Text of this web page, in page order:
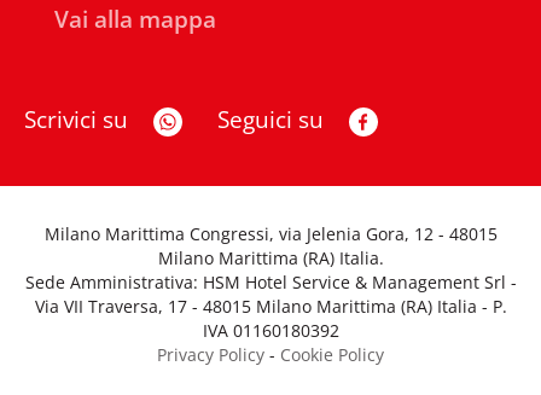
Vai alla mappa
Scrivici su Seguici su
Milano Marittima Congressi, via Jelenia Gora, 12 - 48015
Milano Marittima (RA) Italia.
Sede Amministrativa: HSM Hotel Service & Management Srl -
Via VII Traversa, 17 - 48015 Milano Marittima (RA) Italia - P.
IVA 01160180392
Privacy Policy - Cookie Policy